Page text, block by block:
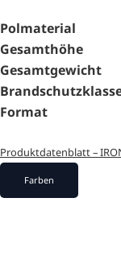
Polmaterial
Gesamthöhe
Gesamtgewicht
Format
Produktdatenblatt –
Farben